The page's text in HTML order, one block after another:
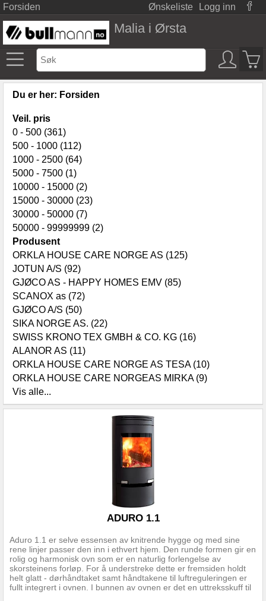
Forsiden Ønskeliste Logg inn
Malia i Ørsta
Du er her: Forsiden
Veil. pris
0 - 500 (361)
500 - 1000 (112)
1000 - 2500 (64)
5000 - 7500 (1)
10000 - 15000 (2)
15000 - 30000 (23)
30000 - 50000 (7)
50000 - 99999999 (2)
Produsent
ORKLA HOUSE CARE NORGE AS (125)
JOTUN A/S (92)
GJØCO AS - HAPPY HOMES EMV (85)
SCANOX as (72)
GJØCO A/S (50)
SIKA NORGE AS. (22)
SWISS KRONO TEX GMBH & CO. KG (16)
ALANOR AS (11)
ORKLA HOUSE CARE NORGE AS TESA (10)
ORKLA HOUSE CARE NORGEAS MIRKA (9)
Vis alle...
Aduro 1.1 er selve essensen av knitrende hygge og med sine
rene linjer passer den inn i ethvert hjem. Den runde formen gir en
rolig og harmonisk ovn som er en naturlig forlengelse av
skorsteinens forløp. For å understreke dette er fremsiden holdt
helt glatt - dørhåndtaket samt håndtakene til luftreguleringen er
fullt integrert i ovnen. I bunnen av ovnen er det en uttreksskuff til
ADURO 1.1